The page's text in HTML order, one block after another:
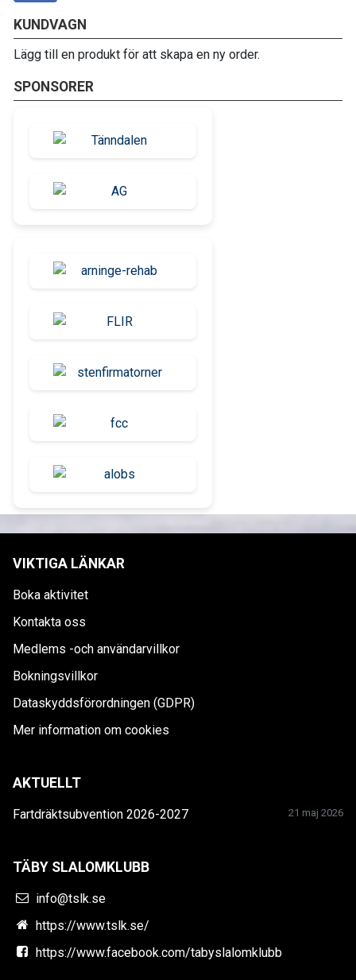
KUNDVAGN
Lägg till en produkt för att skapa en ny order.
SPONSORER
VIKTIGA LÄNKAR
Boka aktivitet
Kontakta oss
Medlems -och användarvillkor
Bokningsvillkor
Dataskyddsförordningen (GDPR)
Mer information om cookies
AKTUELLT
Fartdräktsubvention 2026-2027 21 maj 2026
TÄBY SLALOMKLUBB
info@tslk.se
https://www.tslk.se/
https://www.facebook.com/tabyslalomklubb